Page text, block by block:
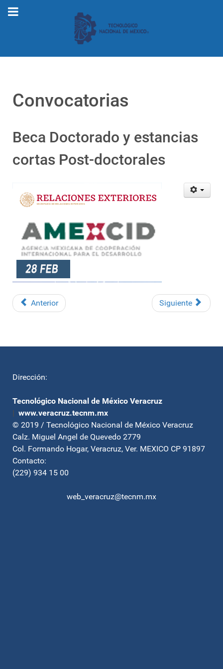
Convocatorias
Beca Doctorado y estancias
cortas Post-doctorales
Anterior Siguiente
Dirección:
Tecnológico Nacional de México Veracruz
| www.veracruz.tecnm.mx
© 2019 / Tecnológico Nacional de México Veracruz
Calz. Miguel Angel de Quevedo 2779
Col. Formando Hogar, Veracruz, Ver. MEXICO CP 91897
Contacto:
(229) 934 15 00
web_veracruz@tecnm.mx